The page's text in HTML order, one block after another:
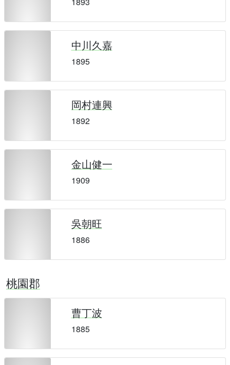
中川久嘉
1895
岡村連興
1892
金山健一
1909
吳朝旺
1886
桃園郡
曹丁波
1885